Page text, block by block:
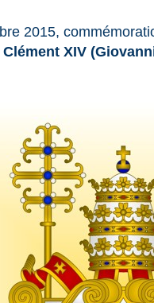
2015,
Clément XIV